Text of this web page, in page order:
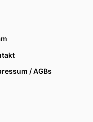
/ AGBs